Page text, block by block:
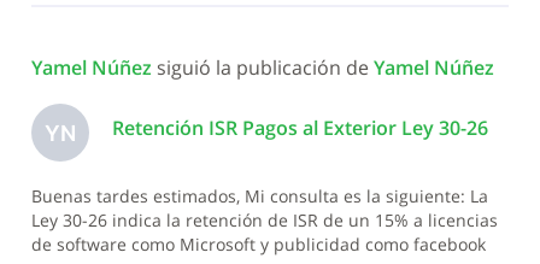
Yamel Núñez siguió la publicación de Yamel Núñez
YN Retención ISR Pagos al Exterior Ley 30-26
Buenas tardes estimados, Mi consulta es la siguiente: La
Ley 30-26 indica la retención de ISR de un 15% a licencias
de software como Microsoft y publicidad como facebook